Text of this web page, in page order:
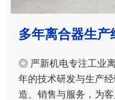
多年离合器生产
◎ 严新机电专注工业
年的技术研发与生产
造、销售与服务，为